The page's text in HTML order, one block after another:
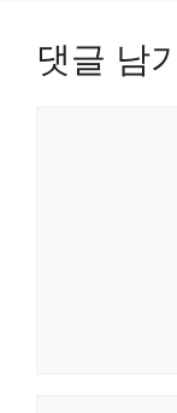
댓글 남